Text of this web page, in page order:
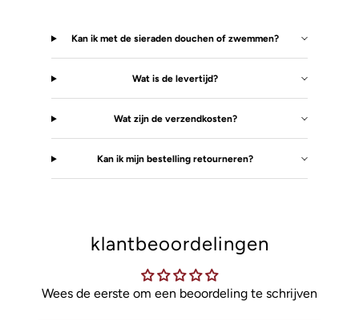
Kan ik met de sieraden douchen of zwemmen?
Wat is de levertijd?
Wat zijn de verzendkosten?
Kan ik mijn bestelling retourneren?
klantbeoordelingen
Wees de eerste om een beoordeling te schrijven